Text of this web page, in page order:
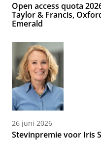
Open access quota
Taylor & Francis,
Emerald
26 juni 2026
Stevinpremie voor Iris